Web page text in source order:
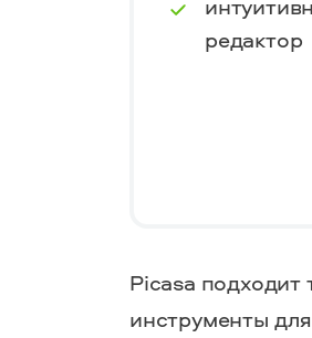
редактор
Picasa
инструменты